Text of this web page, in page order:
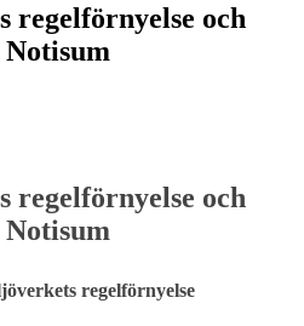
regelförnyelse och
regelförnyelse och
regelförnyelse